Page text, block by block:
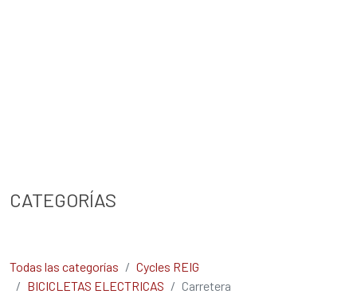
CATEGORÍAS
Todas las categorías
Cycles REIG
BICICLETAS ELECTRICAS
Carretera